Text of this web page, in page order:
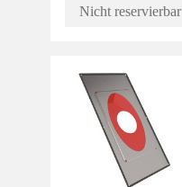
Nicht reservierbar